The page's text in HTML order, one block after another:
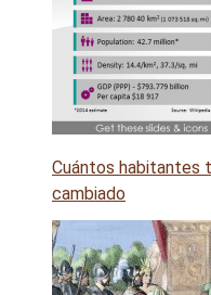
Cuántos habitantes
cambiado